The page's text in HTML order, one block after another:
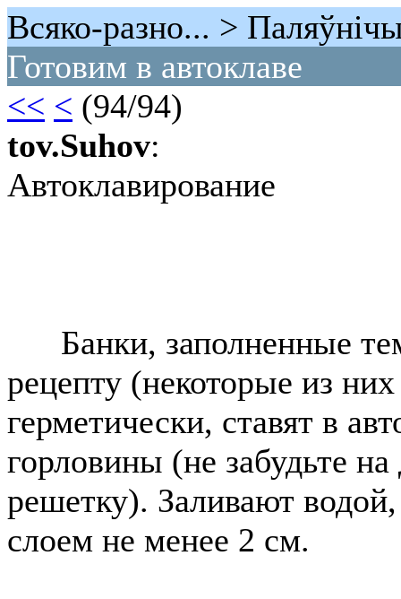
Всяко-разно... >
Готовим в автоклаве
<< < (94/94)
tov.Suhov:
Автоклавирование
Банки, заполненные
рецепту (некоторые из
герметически, ставят в
горловины (не забудьте
решетку). Заливают
слоем не менее 2 см.